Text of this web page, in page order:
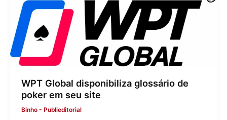
WPT Global disponibiliza glossário de
poker em seu site
Binho - Publieditorial